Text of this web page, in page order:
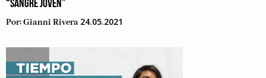
“SANGRE JOVEN”
Por:Gianni Rivera 24.05.2021